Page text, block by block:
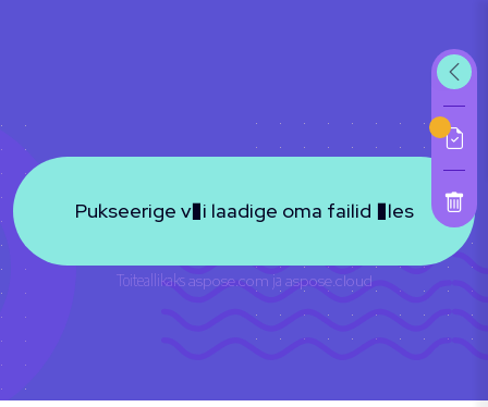
Pukseerige v�i laadige oma failid �les
Toiteallikaksaspose.com ja aspose.cloud